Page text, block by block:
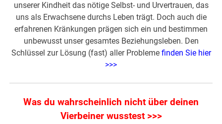
unserer Kindheit das nötige Selbst- und Urvertrauen, das
uns als Erwachsene durchs Leben trägt. Doch auch die
erfahrenen Kränkungen prägen sich ein und bestimmen
unbewusst unser gesamtes Beziehungsleben. Den
Schlüssel zur Lösung (fast) aller Probleme finden Sie hier
>>>
Was du wahrscheinlich nicht über deinen
Vierbeiner wusstest >>>